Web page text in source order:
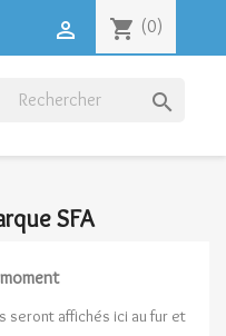
shopping_cart (0)


SFA
seront affichés ici au fur et